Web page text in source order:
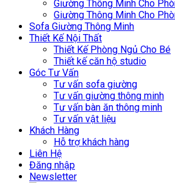
Giường Thông Minh Cho
Giường Thông Minh Cho
Sofa Giường Thông Minh
Thiết Kế Nội Thất
Thiết Kế Phòng Ngủ Cho Bé
Thiết kế căn hộ studio
Góc Tư Vấn
Tư vấn sofa giường
Tư vấn giường thông minh
Tư vấn bàn ăn thông minh
Tư vấn vật liệu
Khách Hàng
Hỗ trợ khách hàng
Liên Hệ
Đăng nhập
Newsletter